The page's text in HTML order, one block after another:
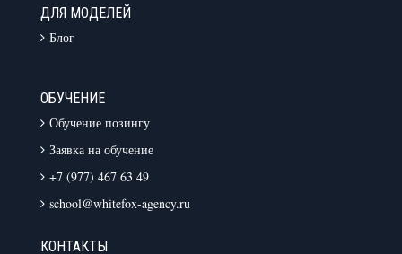
ДЛЯ МОДЕЛЕЙ
Блог
ОБУЧЕНИЕ
Обучение позингу
Заявка на обучение
+7 (977) 467 63 49
school@whitefox-agency.ru
КОНТАКТЫ